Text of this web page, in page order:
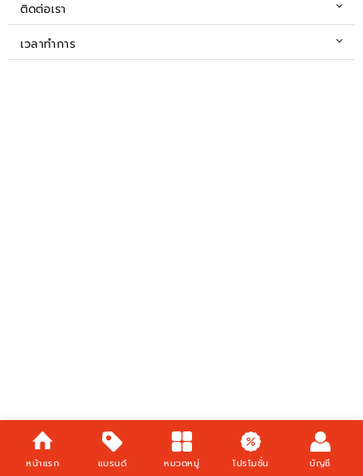
หน้าแรก แบรนด์ หมวดหมู่ โปรโมชั่น บัญชี
ติดต่อเรา
เวลาทำการ